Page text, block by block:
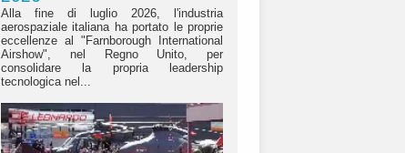
Alla fine di luglio 2026, l'industria
aerospaziale italiana ha portato le proprie
eccellenze al "Farnborough International
Airshow", nel Regno Unito, per
consolidare la propria leadership
tecnologica nel...